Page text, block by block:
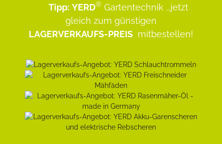
Tipp: YERD® Gartentechnik ...jetzt
gleich zum günstigen
LAGERVERKAUFS-PREIS mitbestellen!